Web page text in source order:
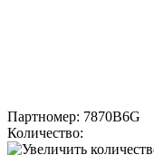
Партномер: 7870B6G
Количество: